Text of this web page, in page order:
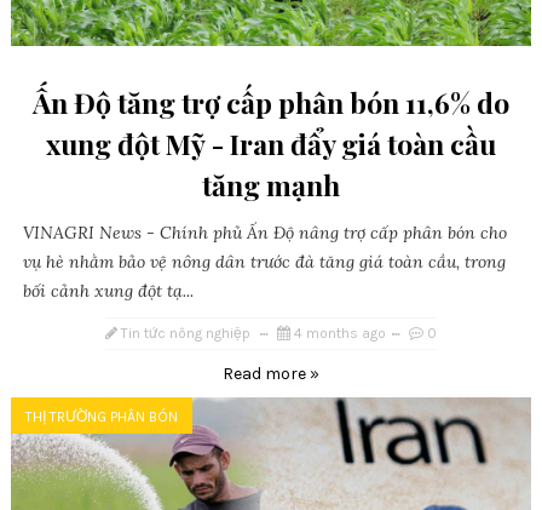
Ấn Độ tăng trợ cấp phân bón 11,6% do
xung đột Mỹ - Iran đẩy giá toàn cầu
tăng mạnh
VINAGRI News - Chính phủ Ấn Độ nâng trợ cấp phân bón cho
vụ hè nhằm bảo vệ nông dân trước đà tăng giá toàn cầu, trong
bối cảnh xung đột tạ...
Tin tức nông nghiệp 4 months ago 0
Read more »
THỊ TRƯỜNG PHÂN BÓN